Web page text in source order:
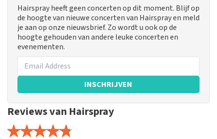
Hairspray heeft geen concerten op dit moment. Blijf op
de hoogte van nieuwe concerten van Hairspray en meld
je aan op onze nieuwsbrief. Zo wordt u ook op de
hoogte gehouden van andere leuke concerten en
evenementen.
INSCHRIJVEN
Reviews van Hairspray